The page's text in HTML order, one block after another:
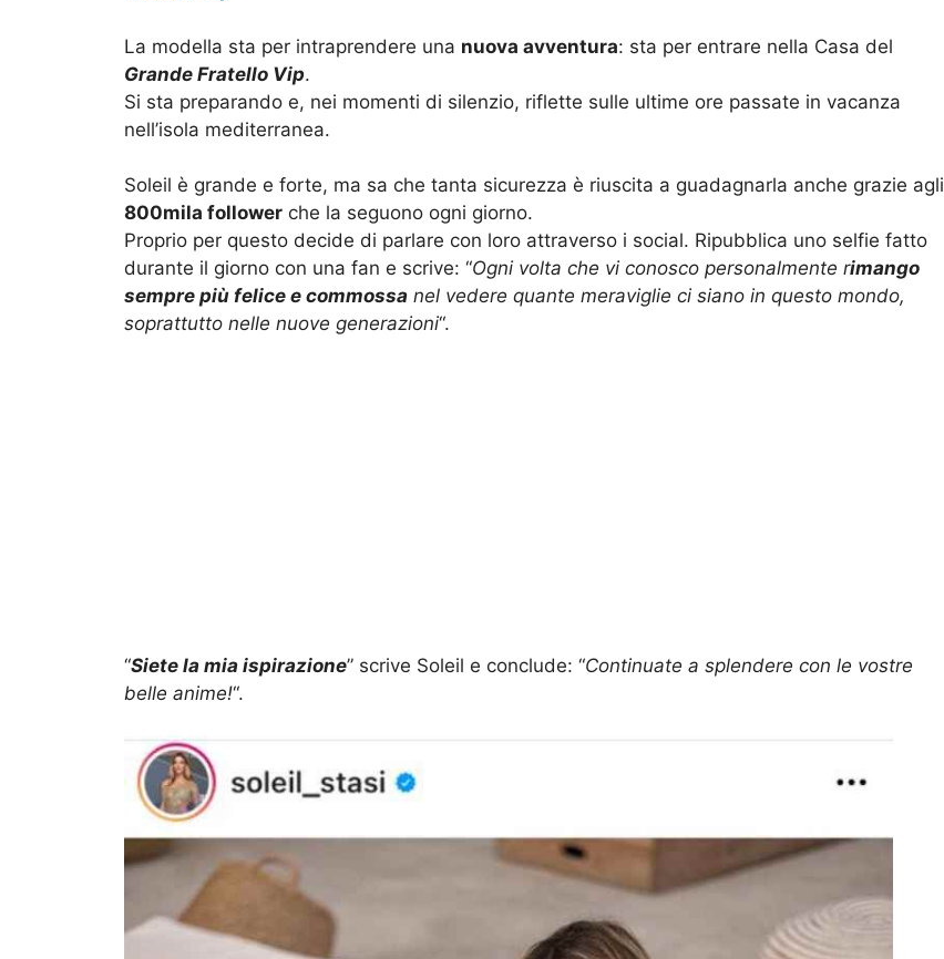
La modella sta per intraprendere una nuova avventura: sta per entrare nella Casa del
Grande Fratello Vip.
Si sta preparando e, nei momenti di silenzio, riflette sulle ultime ore passate in vacanza
nell’isola mediterranea.
Soleil è grande e forte, ma sa che tanta sicurezza è riuscita a guadagnarla anche grazie agli
800mila follower che la seguono ogni giorno.
Proprio per questo decide di parlare con loro attraverso i social. Ripubblica uno selfie fatto
durante il giorno con una fan e scrive: “Ogni volta che vi conosco personalmente rimango
sempre più felice e commossa nel vedere quante meraviglie ci siano in questo mondo,
soprattutto nelle nuove generazioni“.
“Siete la mia ispirazione” scrive Soleil e conclude: “Continuate a splendere con le vostre
belle anime!“.